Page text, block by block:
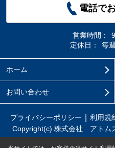
電話で
営業時間：
定休日：
毎
ホーム
お問い合わせ
プライバシーポリシー 利用規
Copyright(c) 株式会社 アトム